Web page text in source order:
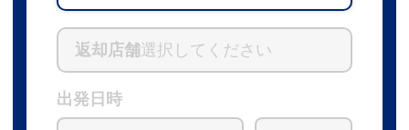
返却店舗選択してください
出発日時